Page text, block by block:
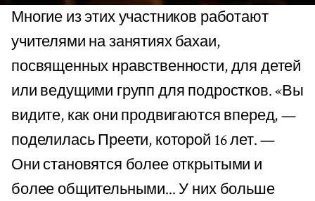
Многие из этих участников работают
учителями на занятиях бахаи,
посвященных нравственности, для детей
или ведущими групп для подростков. «Вы
видите, как они продвигаются вперед, —
поделилась Преети, которой 16 лет. —
Они становятся более открытыми и
более общительными... У них больше